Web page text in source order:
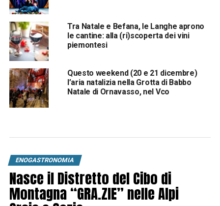
Tra Natale e Befana, le Langhe aprono
le cantine: alla (ri)scoperta dei vini
piemontesi
Questo weekend (20 e 21 dicembre)
l’aria natalizia nella Grotta di Babbo
Natale di Ornavasso, nel Vco
ENOGASTRONOMIA
Nasce il Distretto del Cibo di
Montagna “GRA.ZIE” nelle Alpi